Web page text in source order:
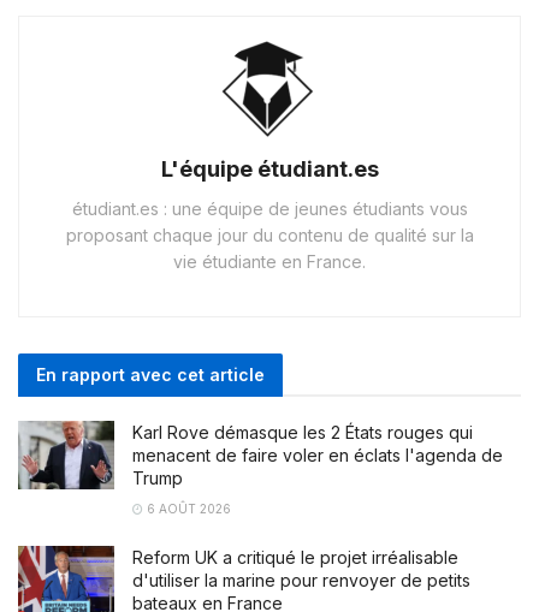
L'équipe étudiant.es
étudiant.es : une équipe de jeunes étudiants vous
proposant chaque jour du contenu de qualité sur la
vie étudiante en France.
En rapport avec cet article
Karl Rove démasque les 2 États rouges qui
menacent de faire voler en éclats l'agenda de
Trump
6 AOÛT 2026
Reform UK a critiqué le projet irréalisable
d'utiliser la marine pour renvoyer de petits
bateaux en France